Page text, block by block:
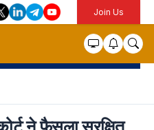
Join Us